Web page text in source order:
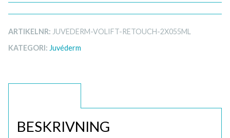
ARTIKELNR: JUVEDERM-VOLIFT-RETOUCH-2X055ML
KATEGORI: Juvéderm
BESKRIVNING